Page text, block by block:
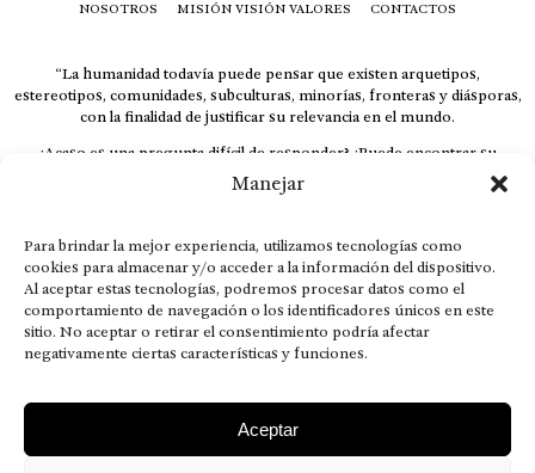
Manejar
Para brindar la mejor experiencia, utilizamos tecnologías como
cookies para almacenar y/o acceder a la información del dispositivo.
Al aceptar estas tecnologías, podremos procesar datos como el
comportamiento de navegación o los identificadores únicos en este
sitio. No aceptar o retirar el consentimiento podría afectar
negativamente ciertas características y funciones.
Aceptar
NOSOTROS MISIÓN VISIÓN VALORES CONTACTOS
“La humanidad todavía puede pensar que existen arquetipos,
estereotipos, comunidades, subculturas, minorías, fronteras y diásporas,
con la finalidad de justificar su relevancia en el mundo.
¿Acaso es una pregunta difícil de responder? ¿Puede encontrar su
respuesta al instante, otorgando al receptor cuestionado espacio y
velocidad suficiente para responder correctamente? De no ser así, el que
El concepto de familia no está limitado exclusivamente a la sangre; seres
que surgen en nuestro diario vivir suelen pesar más que los
emparentados. Más bien, el apego de estas dos versiones de seres
queridos mueve ideales provenientes de sus vivencias.
This is for nuestra gente.” – HRSuriel